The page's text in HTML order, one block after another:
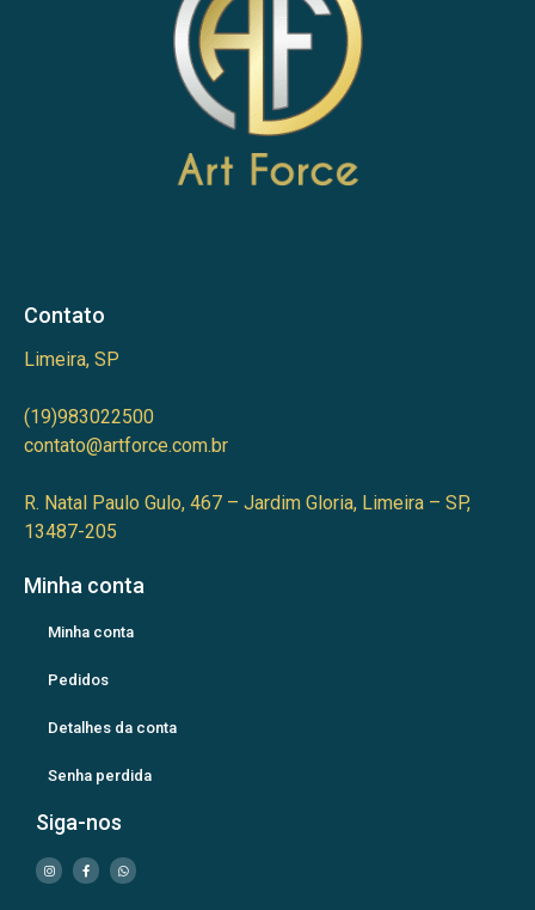
Contato
Limeira, SP
(19)983022500
contato@artforce.com.br
R. Natal Paulo Gulo, 467 – Jardim Gloria, Limeira – SP,
13487-205
Minha conta
Minha conta
Pedidos
Detalhes da conta
Senha perdida
Siga-nos